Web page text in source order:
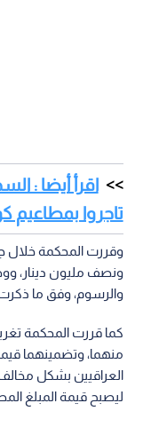
تاجروا بمطاعيم
وقررت المحكمة خلال
والرسوم، وفق ما ذكرت
منهما، وتضمينهما
ليصبح قيمة المبلغ